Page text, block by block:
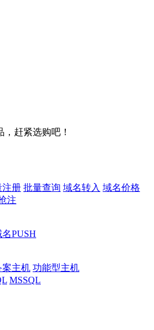
赶紧选购吧！
注册 批量查询 域名转入 域名价格
注
名PUSH
案主机 功能型主机
MSSQL